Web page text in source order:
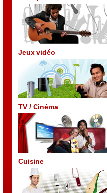
Jeux vidéo
TV / Cinéma
Cuisine